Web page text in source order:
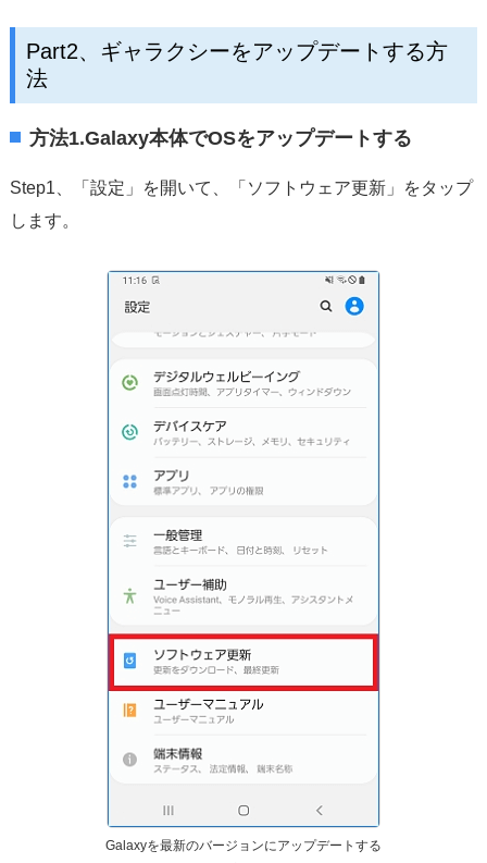
Part2、ギャラクシーをアップデートする方
法
方法1.Galaxy本体でOSをアップデートする
Step1、「設定」を開いて、「ソフトウェア更新」をタップ
します。
Galaxyを最新のバージョンにアップデートする